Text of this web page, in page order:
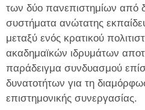
των δύο πανεπιστημίων από
συστήματα ανώτατης
μεταξύ ενός κρατικού
ακαδημαϊκών ιδρυμάτων
παράδειγμα συνδυασμού
δυνατοτήτων για τη
επιστημονικής συνεργασίας.